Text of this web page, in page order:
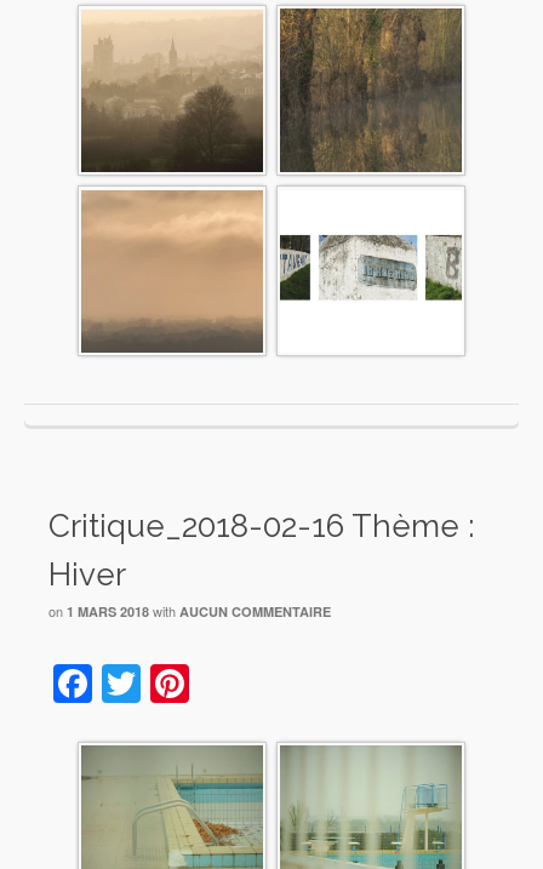
Critique_2018-02-16 Thème :
Hiver
on 1 MARS 2018 with AUCUN COMMENTAIRE
Facebook
Twitter